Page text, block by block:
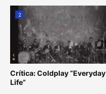
2
Crítica: Coldplay “Everyday
Life”